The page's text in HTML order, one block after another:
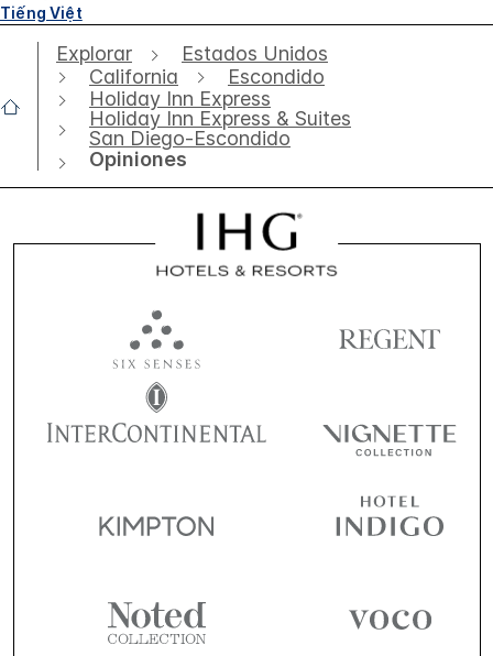
Tiếng Việt
Explorar
Estados Unidos
California
Escondido
Holiday Inn Express
Holiday Inn Express & Suites
San Diego-Escondido
Opiniones